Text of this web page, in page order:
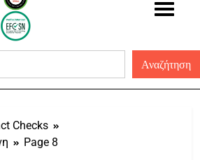
Checks
Page 8